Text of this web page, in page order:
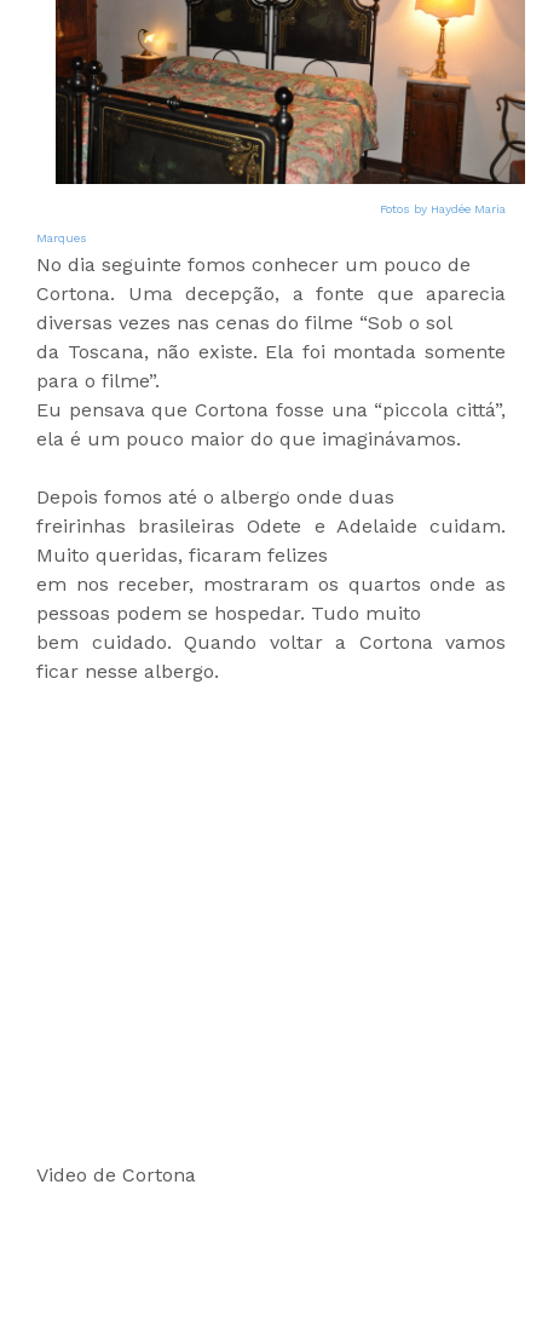
Fotos by Haydée Maria
Marques
No dia seguinte fomos conhecer um pouco de
Cortona. Uma decepção, a fonte que aparecia
diversas vezes nas cenas do filme “Sob o sol
da Toscana, não existe. Ela foi montada somente
para o filme”.
Eu pensava que Cortona fosse una “piccola cittá”,
ela é um pouco maior do que imaginávamos.
Depois fomos até o albergo onde duas
freirinhas brasileiras Odete e Adelaide cuidam.
Muito queridas, ficaram felizes
em nos receber, mostraram os quartos onde as
pessoas podem se hospedar. Tudo muito
bem cuidado. Quando voltar a Cortona vamos
ficar nesse albergo.
Video de Cortona